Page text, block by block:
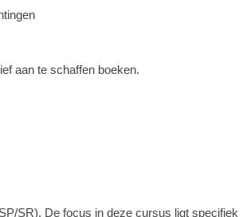
aan te schaffen boeken.
SR). De focus in deze cursus ligt specifiek